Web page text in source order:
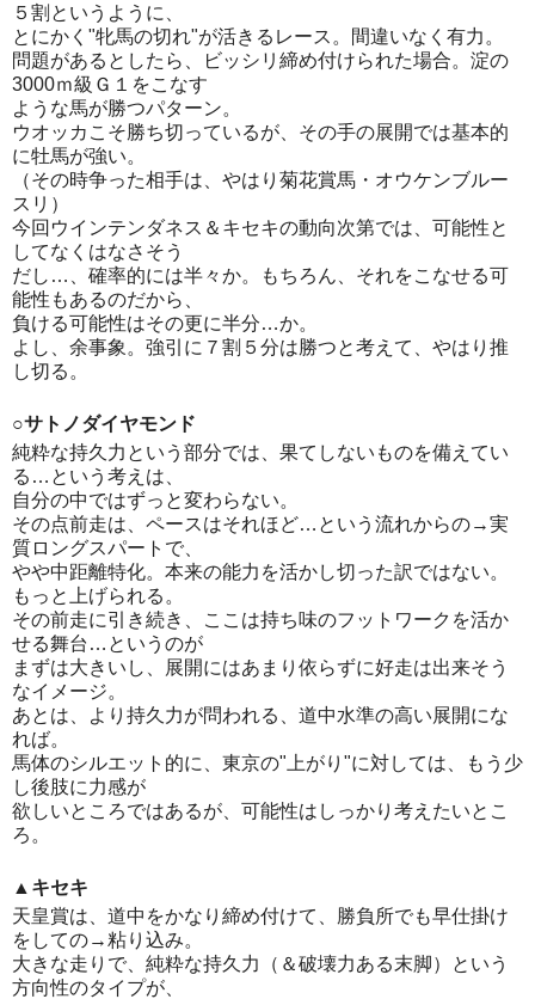
５割というように、
とにかく"牝馬の切れ"が活きるレース。間違いなく有力。
問題があるとしたら、ビッシリ締め付けられた場合。淀の
3000ｍ級Ｇ１をこなす
ような馬が勝つパターン。
ウオッカこそ勝ち切っているが、その手の展開では基本的
に牡馬が強い。
（その時争った相手は、やはり菊花賞馬・オウケンブルー
スリ）
今回ウインテンダネス＆キセキの動向次第では、可能性と
してなくはなさそう
だし…、確率的には半々か。もちろん、それをこなせる可
能性もあるのだから、
負ける可能性はその更に半分…か。
よし、余事象。強引に７割５分は勝つと考えて、やはり推
し切る。
○サトノダイヤモンド
純粋な持久力という部分では、果てしないものを備えてい
る…という考えは、
自分の中ではずっと変わらない。
その点前走は、ペースはそれほど…という流れからの→実
質ロングスパートで、
やや中距離特化。本来の能力を活かし切った訳ではない。
もっと上げられる。
その前走に引き続き、ここは持ち味のフットワークを活か
せる舞台…というのが
まずは大きいし、展開にはあまり依らずに好走は出来そう
なイメージ。
あとは、より持久力が問われる、道中水準の高い展開にな
れば。
馬体のシルエット的に、東京の"上がり"に対しては、もう少
し後肢に力感が
欲しいところではあるが、可能性はしっかり考えたいとこ
ろ。
▲キセキ
天皇賞は、道中をかなり締め付けて、勝負所でも早仕掛け
をしての→粘り込み。
大きな走りで、純粋な持久力（＆破壊力ある末脚）という
方向性のタイプが、